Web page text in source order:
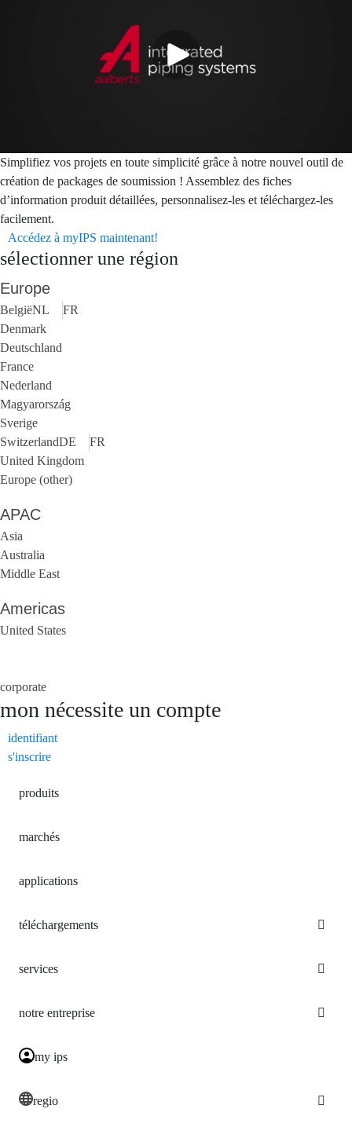
Simplifiez vos projets en toute simplicité grâce à notre nouvel outil de
création de packages de soumission ! Assemblez des fiches
d’information produit détaillées, personnalisez-les et téléchargez-les
facilement.
Accédez à myIPS maintenant!
sélectionner une région
Europe
BelgiëNL
FR
Denmark
Deutschland
France
Nederland
Magyarország
Sverige
SwitzerlandDE
FR
United Kingdom
Europe (other)
APAC
Asia
Australia
Middle East
Americas
United States
corporate
mon nécessite un compte
identifiant
s'inscrire
produits
marchés
applications
téléchargements
services
notre entreprise
my ips
regio